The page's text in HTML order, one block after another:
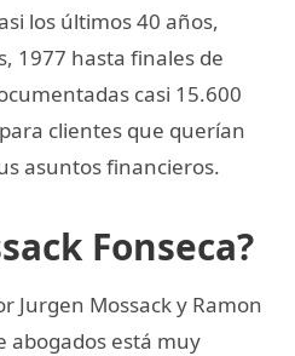
los últimos 40 años,
1977 hasta finales de
casi 15.600
clientes que querían
asuntos financieros.
Fonseca?
Jurgen Mossack y Ramon
abogados está muy